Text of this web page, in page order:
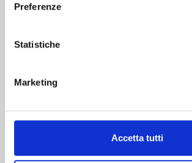
Preferenze
Statistiche
Marketing
Accetta tutti
I’M IN LOVE WITH THE
€ 6,90